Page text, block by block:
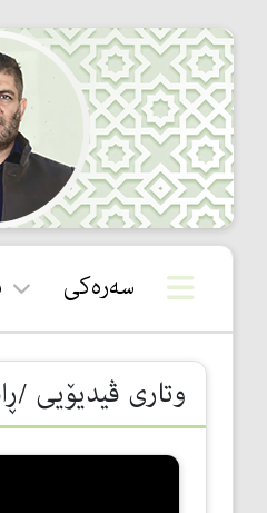
سەرەکی
وتاری ڤیدیۆیی /ڕاڤەی